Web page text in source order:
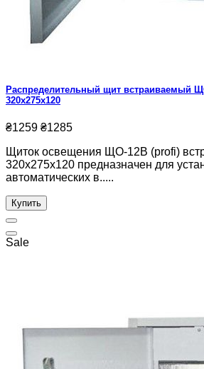
Распределительный щит встраиваемый
320x275x120
₴1259 ₴1285
Щиток освещения ЩО-12В (profi)
320x275x120 предназначен для
автоматических в.....
Купить
Sale